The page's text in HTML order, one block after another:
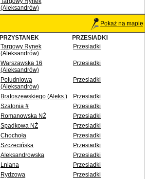
(Aleksandrów)
Pokaż na mapie
PRZYSTANEK
PRZESIADKI
Targowy Rynek
(Aleksandrów)
Przesiadki
Warszawska 16
(Aleksandrów)
Przesiadki
Południowa
(Aleksandrów)
Przesiadki
Bratoszewskiego (Aleks.)
Przesiadki
Szatonia #
Przesiadki
Romanowska NŻ
Przesiadki
Spadkowa NŻ
Przesiadki
Chochoła
Przesiadki
Szczecińska
Przesiadki
Aleksandrowska
Przesiadki
Lniana
Przesiadki
Rydzowa
Przesiadki